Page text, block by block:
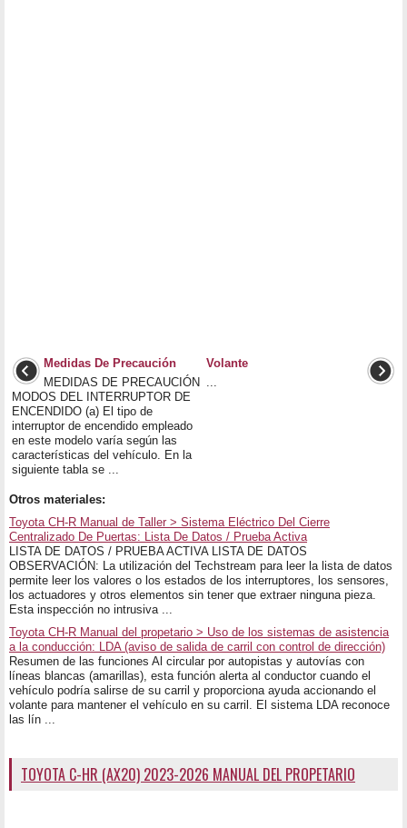
Medidas De Precaución
MEDIDAS DE PRECAUCIÓN
MODOS DEL INTERRUPTOR DE
ENCENDIDO (a) El tipo de
interruptor de encendido empleado
en este modelo varía según las
características del vehículo. En la
siguiente tabla se ...
Volante
...
Otros materiales:
Toyota CH-R Manual de Taller > Sistema Eléctrico Del Cierre
Centralizado De Puertas: Lista De Datos / Prueba Activa
LISTA DE DATOS / PRUEBA ACTIVA LISTA DE DATOS
OBSERVACIÓN: La utilización del Techstream para leer la lista de datos
permite leer los valores o los estados de los interruptores, los sensores,
los actuadores y otros elementos sin tener que extraer ninguna pieza.
Esta inspección no intrusiva ...
Toyota CH-R Manual del propetario > Uso de los sistemas de asistencia
a la conducción: LDA (aviso de salida de carril con control de dirección)
Resumen de las funciones Al circular por autopistas y autovías con
líneas blancas (amarillas), esta función alerta al conductor cuando el
vehículo podría salirse de su carril y proporciona ayuda accionando el
volante para mantener el vehículo en su carril. El sistema LDA reconoce
las lín ...
TOYOTA C-HR (AX20) 2023-2026 MANUAL DEL PROPETARIO